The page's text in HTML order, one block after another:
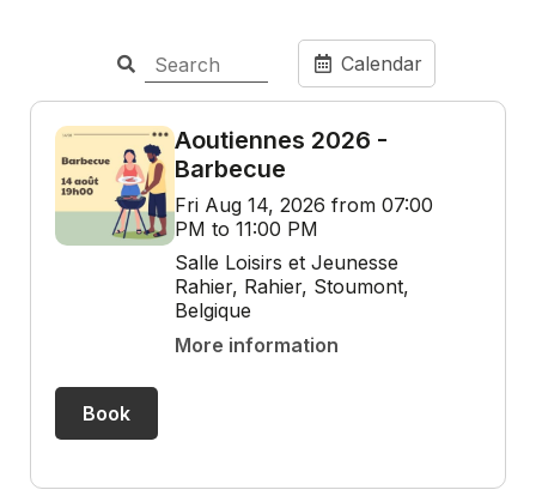
Calendar
Aoutiennes 2026 -
Barbecue
Fri Aug 14, 2026 from 07:00
PM to 11:00 PM
Salle Loisirs et Jeunesse
Rahier, Rahier, Stoumont,
Belgique
More information
Book